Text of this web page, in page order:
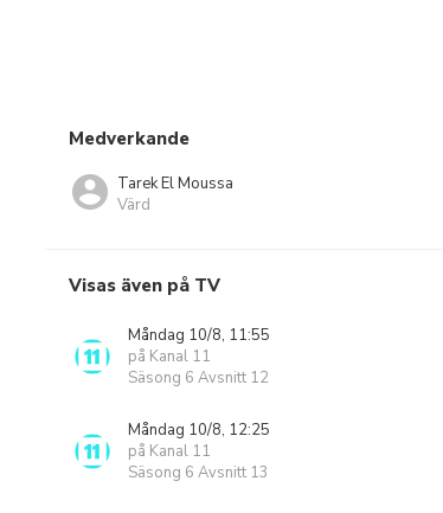
Medverkande
Tarek El Moussa
Värd
Visas även på TV
Måndag 10/8, 11:55
på Kanal 11
Säsong 6 Avsnitt 12
Måndag 10/8, 12:25
på Kanal 11
Säsong 6 Avsnitt 13